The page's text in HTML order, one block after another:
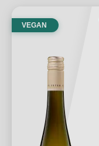
VEGAN